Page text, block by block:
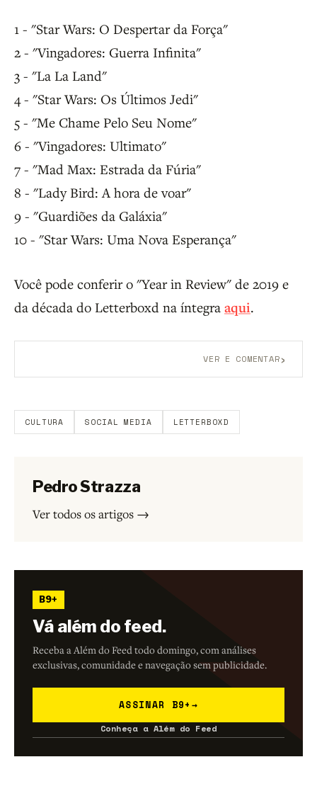
1 - "Star Wars: O Despertar da Força"
2 - "Vingadores: Guerra Infinita"
3 - "La La Land"
4 - "Star Wars: Os Últimos Jedi"
5 - "Me Chame Pelo Seu Nome"
6 - "Vingadores: Ultimato"
7 - "Mad Max: Estrada da Fúria"
8 - "Lady Bird: A hora de voar"
9 - "Guardiões da Galáxia"
10 - "Star Wars: Uma Nova Esperança"
Você pode conferir o "Year in Review" de 2019 e
da década do Letterboxd na íntegra aqui.
VER E COMENTAR›
CULTURA SOCIAL MEDIA LETTERBOXD
Pedro Strazza
Ver todos os artigos →
B9+
Vá além do feed.
Receba a Além do Feed todo domingo, com análises
exclusivas, comunidade e navegação sem publicidade.
ASSINAR B9+ →
Conheça a Além do Feed